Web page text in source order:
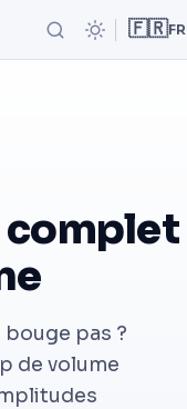
🇫🇷FR
complet
pas ?
de volume